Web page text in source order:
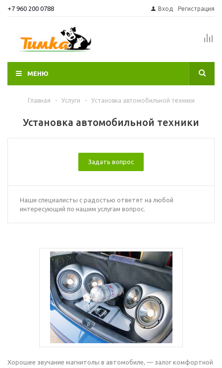
+7 960 200 0788 Вход Регистрация
МЕНЮ
Главная - Услуги - Установка автомобильной техники
Установка автомобильной техники
Задать вопрос
Наши специалисты с радостью ответят на любой
интересующий по нашим услугам вопрос.
Хорошее звучание магнитолы в автомобиле, — залог комфортной